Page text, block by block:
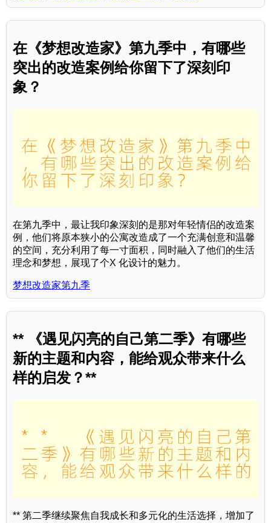
在《梦想改造家》第九季中，有哪些
突出的改造案例给你留下了深刻印
象？
在第九季中，最让我印象深刻的是那对年轻情侣的改造案
例，他们将原本狭小的公寓改造成了一个充满创意和温馨
的空间，充分利用了每一寸面积，同时融入了他们的生活
理念和梦想，展现了个X 化设计的魅力。
梦想改造家第九季
** 《遇见闪亮的自己第二季》有哪些
新的主题和内容，能给观众带来什么
样的启发？**
** 第二季继续聚焦自我成长和多元化的生活选择，增加了